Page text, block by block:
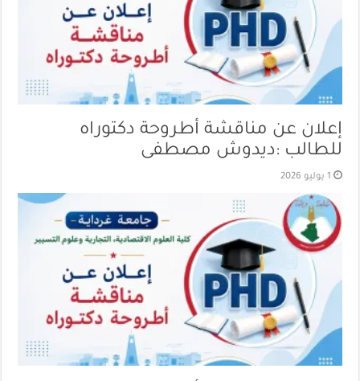
إعلان عن مناقشة أطروحة دكتوراه
للطالب :ديدوش مصطفى
1 يوليو 2026